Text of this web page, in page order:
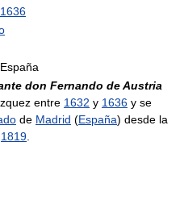
1636
, España
don Fernando de Austria
entre 1632 y 1636 y se
de Madrid (España) desde la
1819